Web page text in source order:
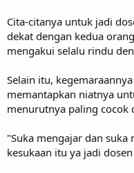
Cita-citanya untuk jadi
dekat dengan kedua
mengakui selalu rindu
Selain itu,
memantapkan niatnya
menurutnya paling cocok
"Suka mengajar dan suka
kesukaan itu ya jadi